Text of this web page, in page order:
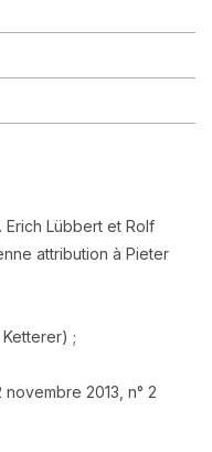
Erich Lübbert et Rolf
attribution à Pieter
;
2013, n° 2